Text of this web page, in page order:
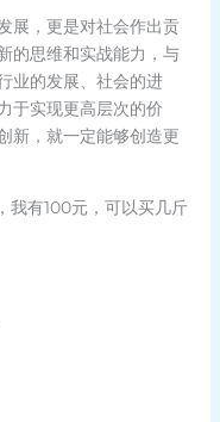
展，更是对社会作出贡
的思维和实战能力，与
业的发展、社会的进
于实现更高层次的价
新，就一定能够创造更
我有100元，可以买几斤